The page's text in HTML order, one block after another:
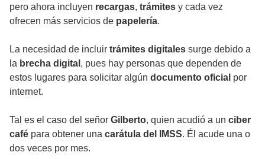
pero ahora incluyen recargas, trámites y cada vez
ofrecen más servicios de papelería.
La necesidad de incluir trámites digitales surge debido a
la brecha digital , pues hay personas que dependen de
estos lugares para solicitar algún documento oficial por
internet.
Tal es el caso del señor Gilberto, quien acudió a un ciber
café para obtener una carátula del IMSS. Él acude una o
dos veces por mes.